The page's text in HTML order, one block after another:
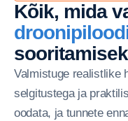
Kõik, mida
Valmistuge realistlike
selgitustega ja
oodata, ja tunnete